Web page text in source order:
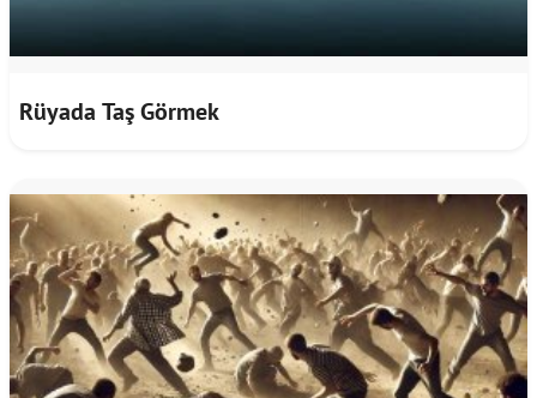
Rüyada Taş Görmek